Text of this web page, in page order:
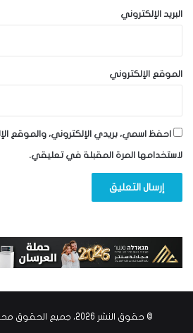
البريد الإلكتروني
الموقع الإلكتروني
احفظ اسمي، بريدي الإلكتروني، والموقع
لاستخدامها المرة المقبلة في تعليقي.
© حقوق النشر 2026، جميع الحقوق محفوظة |